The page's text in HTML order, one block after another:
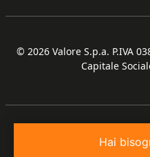
Hai
© 2026 Valore S.p.a. P.IVA
Capitale